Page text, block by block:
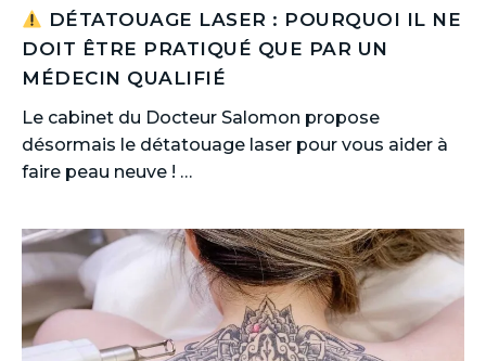
DÉTATOUAGE LASER : POURQUOI IL NE
DOIT ÊTRE PRATIQUÉ QUE PAR UN
MÉDECIN QUALIFIÉ
Le cabinet du Docteur Salomon propose
désormais le détatouage laser pour vous aider à
faire peau neuve ! …